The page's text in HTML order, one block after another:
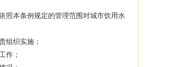
本条例规定的管理范围对城市饮用水
织实施；
作；